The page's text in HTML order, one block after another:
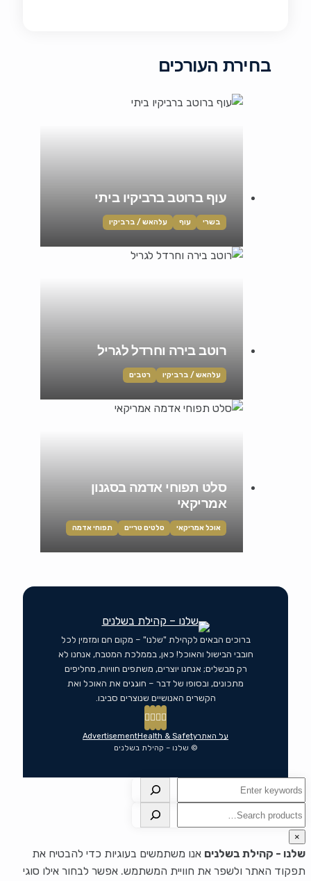
בחירת העורכים
עוף ברוטב ברביקיו ביתי
בשרי עוף עלהאש / ברביקיו
רוטב בירה וחרדל לגריל
עלהאש / ברביקיו רטבים
סלט תפוחי אדמה בסגנון
אמריקאי
אוכל אמריקאי סלטים טריים תפוחי אדמה
ברוכים הבאים לקהילת "שלנו" – מקום חם ומזמין לכל
חובבי הבישול והאוכל! כאן, בממלכת המטבח, אנחנו לא
רק מבשלים; אנחנו יוצרים, משתפים חוויות, מחליפים
מתכונים, ובסופו של דבר – חוגגים את האוכל ואת
הקשרים האנושיים שנוצרים סביבו.
על האתרHealth & Safety
Advertisement
© שלנו – קהילת בשלנים
חיפוש
חיפוש
×
שלנו - קהילת בשלנים אנו משתמשים בעוגיות כדי להבטיח את
תפקוד האתר ולשפר את חוויית המשתמש. אפשר לבחור אילו סוגי